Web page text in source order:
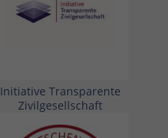
Initiative Transparente
Zivilgesellschaft